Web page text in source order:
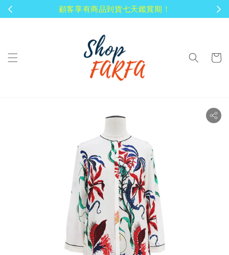
顧客享有商品到貨七天鑑賞期！